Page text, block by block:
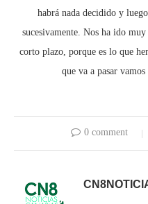
habrá nada decidido y
sucesivamente. Nos ha ido
corto plazo, porque es lo que
que va a pasar
0 comment